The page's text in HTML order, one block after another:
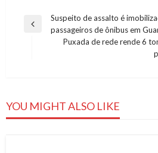
Navegação
Previous
Suspeito de assalto é
passageiros de ônibus em
Puxada de rede rende 6
YOU MIGHT ALSO LIKE